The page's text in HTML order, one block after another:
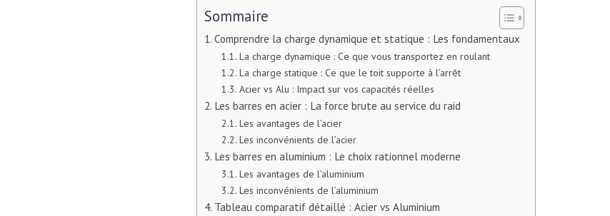
Sommaire
Comprendre la charge dynamique et statique : Les fondamentaux
La charge dynamique : Ce que vous transportez en roulant
La charge statique : Ce que le toit supporte à l’arrêt
Acier vs Alu : Impact sur vos capacités réelles
Les barres en acier : La force brute au service du raid
Les avantages de l’acier
Les inconvénients de l’acier
Les barres en aluminium : Le choix rationnel moderne
Les avantages de l’aluminium
Les inconvénients de l’aluminium
Tableau comparatif détaillé : Acier vs Aluminium